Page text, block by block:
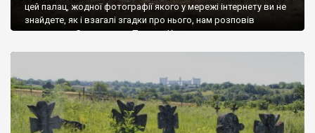
цей палац, жодної фотографії якого у мережі інтернету ви не
знайдете, як і взагалі згадки про нього, нам розповів
мешканець Самгородка. Палац у Красному вразив не лише